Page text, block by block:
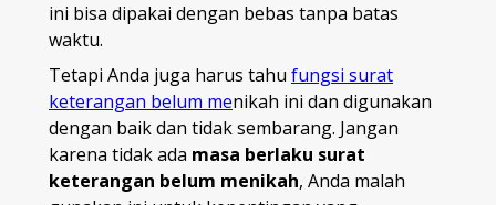
ini bisa dipakai dengan bebas tanpa batas
waktu.
Tetapi Anda juga harus tahu fungsi surat
keterangan belum menikah ini dan digunakan
dengan baik dan tidak sembarang. Jangan
karena tidak ada masa berlaku surat
keterangan belum menikah, Anda malah